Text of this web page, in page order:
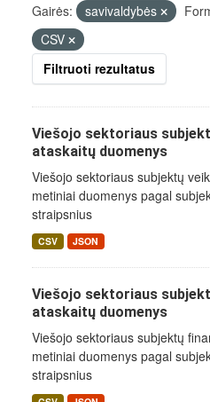
Gairės:
savivaldybės
CSV
Filtruoti rezultatus
Viešojo sektoriaus
ataskaitų duomenys
Viešojo sektoriaus subjektų
metiniai duomenys pagal
straipsnius
CSV JSON
Viešojo sektoriaus
ataskaitų duomenys
Viešojo sektoriaus subjektų
metiniai duomenys pagal
straipsnius